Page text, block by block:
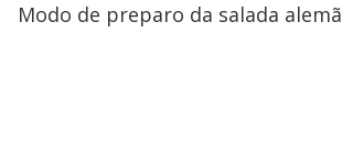
Modo de preparo da salada alemã